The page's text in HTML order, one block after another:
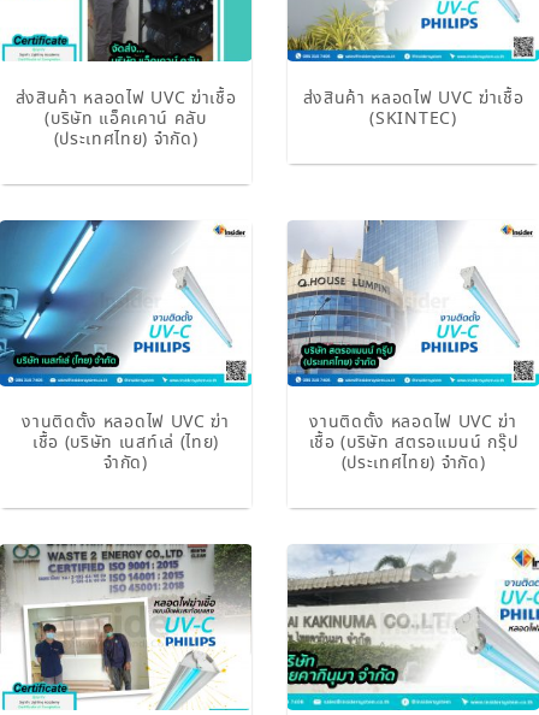
ส่งสินค้า หลอดไฟ UVC ฆ่าเชื้อ
(บริษัท แอ็คเคาน์ คลับ
(ประเทศไทย) จำกัด)
ส่งสินค้า หลอดไฟ UVC ฆ่าเชื้อ
(SKINTEC)
งานติดตั้ง หลอดไฟ UVC ฆ่า
เชื้อ (บริษัท เนสท์เล่ (ไทย)
จำกัด)
งานติดตั้ง หลอดไฟ UVC ฆ่า
เชื้อ (บริษัท สตรอแมนน์ กรุ๊ป
(ประเทศไทย) จำกัด)